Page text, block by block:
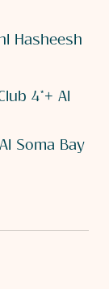
Hasheesh
4*+ AI
Soma Bay